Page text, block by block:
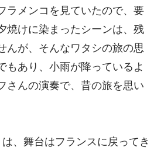
ラメンコを見ていたので、要
焼けに染まったシーンは、残
んが、そんなワタシの旅の思
もあり、小雨が降っているよ
さんの演奏で、昔の旅を思い
、舞台はフランスに戻ってき